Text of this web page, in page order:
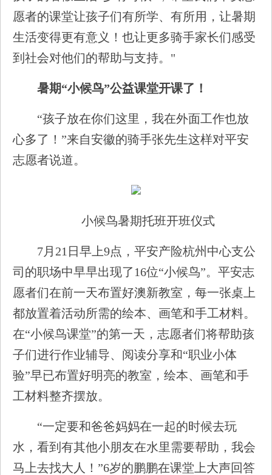
愿者的课堂让孩子们有所学、有所用，让暑期
生活变得更有意义！也让更多骑手家长们感受
到社会对他们的帮助与支持。"
暑期“小候鸟”公益课堂开课了！
“孩子放在你们这里，我在外面工作也放
心多了！”来自安徽的骑手张先生这样对平安
志愿者说道。
小候鸟暑期托班开班仪式
7月21日早上9点，平安产险杭州中心支公
司的职场中早早出现了16位“小候鸟”。平安志
愿者们在前一天布置好澳新教室，每一张桌上
都放置着活动所需的绘本、画笔和手工材料。
在“小候鸟课堂”的第一天，志愿者们将帮助孩
子们进行作业辅导、阅读分享和“职业小体
验”早已布置好明亮的教室，绘本、画笔和手
工材料整齐摆放。
“一定要和爸爸妈妈在一起的时候去玩
水，看到有其他小朋友在水里需要帮助，我会
马上去找大人！”6岁的鹏鹏在课堂上大声回答